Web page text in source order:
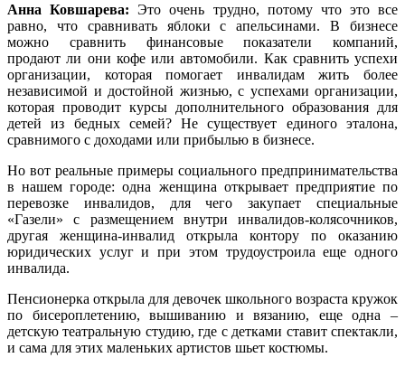
Анна Ковшарева: Это очень трудно, потому что это все
равно, что сравнивать яблоки с апельсинами. В бизнесе
можно сравнить финансовые показатели компаний,
продают ли они кофе или автомобили. Как сравнить успехи
организации, которая помогает инвалидам жить более
независимой и достойной жизнью, с успехами организации,
которая проводит курсы дополнительного образования для
детей из бедных семей? Не существует единого эталона,
сравнимого с доходами или прибылью в бизнесе.
Но вот реальные примеры социального предпринимательства
в нашем городе: одна женщина открывает предприятие по
перевозке инвалидов, для чего закупает специальные
«Газели» с размещением внутри инвалидов-колясочников,
другая женщина-инвалид открыла контору по оказанию
юридических услуг и при этом трудоустроила еще одного
инвалида.
Пенсионерка открыла для девочек школьного возраста кружок
по бисероплетению, вышиванию и вязанию, еще одна –
детскую театральную студию, где с детками ставит спектакли,
и сама для этих маленьких артистов шьет костюмы.